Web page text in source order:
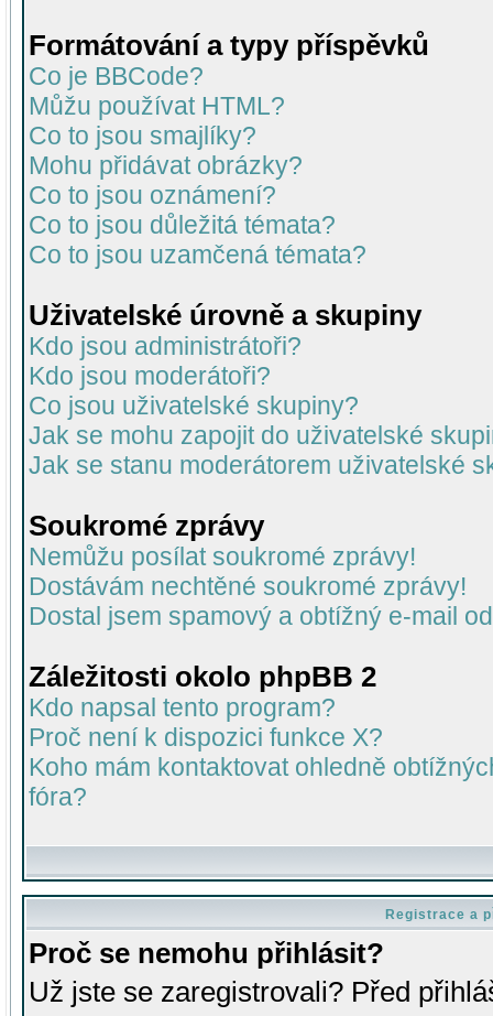
Formátování a typy příspěvků
Co je BBCode?
Můžu používat HTML?
Co to jsou smajlíky?
Mohu přidávat obrázky?
Co to jsou oznámení?
Co to jsou důležitá témata?
Co to jsou uzamčená témata?
Uživatelské úrovně a skupiny
Kdo jsou administrátoři?
Kdo jsou moderátoři?
Co jsou uživatelské skupiny?
Jak se mohu zapojit do uživatelské
Jak se stanu moderátorem uživatelské
Soukromé zprávy
Nemůžu posílat soukromé zprávy!
Dostávám nechtěné soukromé zprávy!
Dostal jsem spamový a obtížný e-mail
Záležitosti okolo phpBB 2
Kdo napsal tento program?
Proč není k dispozici funkce X?
Koho mám kontaktovat ohledně
fóra?
Registrace a
Proč se nemohu přihlásit?
Už jste se zaregistrovali? Před